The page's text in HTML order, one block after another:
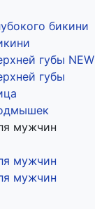
бикини
губы NEW
губы
мужчин
мужчин
мужчин